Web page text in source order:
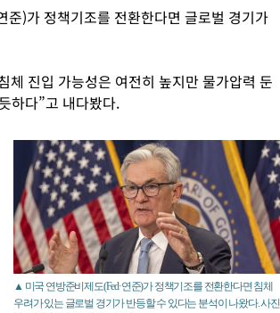
)가 정책기조를 전환한다면 글로벌 경기가
체 진입 가능성은 여전히 높지만 물가압력 둔
하다”고 내다봤다.
▲ 미국 연방준비제도(Fed·연준)가 정책기조를 전환한다면 침체
우려가 있는 글로벌 경기가 반등할 수 있다는 분석이 나왔다. 사진